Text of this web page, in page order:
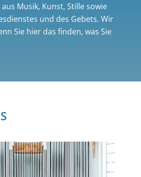
Musik, Kunst, Stille sowie
und des Gebets. Wir
Sie hier das finden, was Sie